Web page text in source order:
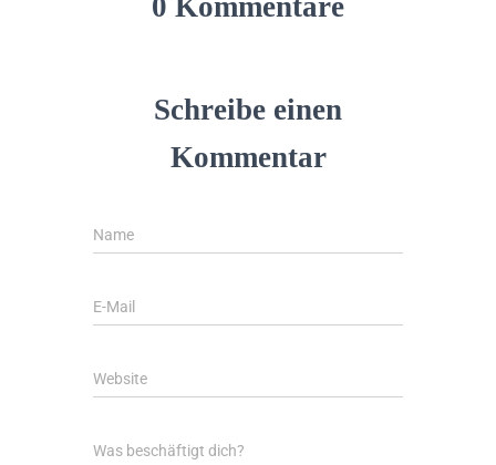
0 Kommentare
Schreibe einen
Kommentar
Name
E-Mail
Website
Was beschäftigt dich?